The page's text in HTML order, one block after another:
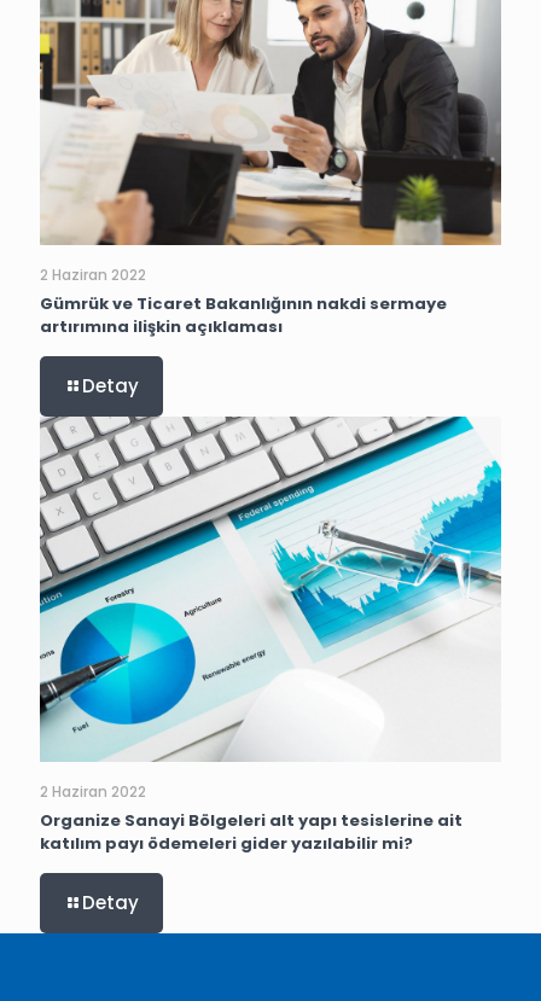
2 Haziran 2022
Gümrük ve Ticaret Bakanlığının nakdi sermaye
artırımına ilişkin açıklaması
Detay
2 Haziran 2022
Organize Sanayi Bölgeleri alt yapı tesislerine ait
katılım payı ödemeleri gider yazılabilir mi?
Detay